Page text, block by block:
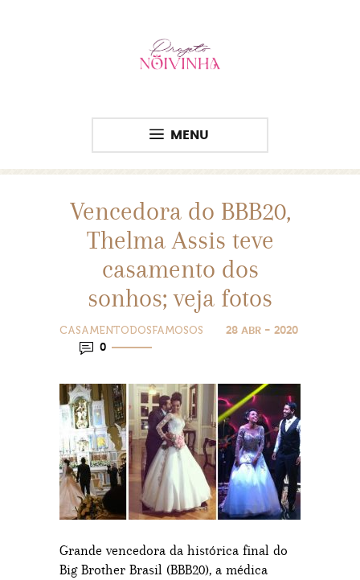
MENU
Vencedora do BBB20,
Thelma Assis teve
casamento dos
sonhos; veja fotos
CASAMENTODOSFAMOSOS
28 ABR - 2020
0
Grande vencedora da histórica final do
Big Brother Brasil (BBB20), a médica